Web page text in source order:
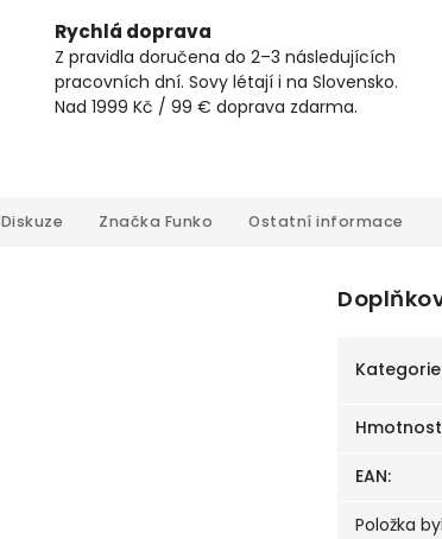
Rychlá doprava
Z pravidla doručena do 2–3 následujících
pracovních dní. Sovy létají i na Slovensko.
Nad 1999 Kč / 99 € doprava zdarma.
Diskuze Značka Funko Ostatní informace
Kategorie
Hmotnost
EAN:
Položka